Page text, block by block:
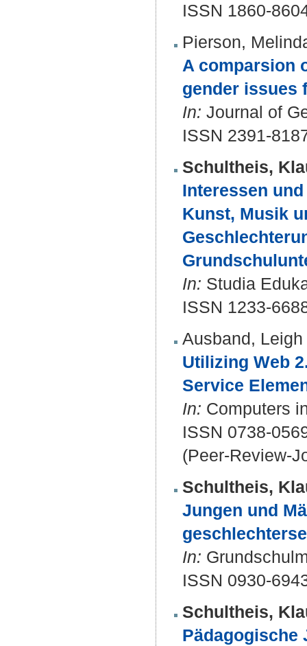
ISSN 1860-
Pierson,
A comparsion
gender issues
In: Journal of
ISSN 2391-
Schultheis,
Interessen
Kunst, Musik
In: Studia
ISSN 1233-
Ausband, Leigh
Utilizing Web
Service
In: Computers
ISSN 0738-
(Peer-Review-
Schultheis,
Jungen und
In:
ISSN 0930-
Schultheis,
Pädagogische